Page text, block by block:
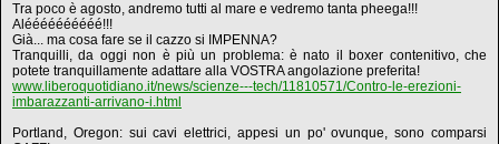
Tra poco è agosto, andremo tutti al mare e vedremo tanta pheega!!!
Aléééééééééé!!!
Già... ma cosa fare se il cazzo si IMPENNA?
Tranquilli, da oggi non è più un problema: è nato il boxer contenitivo, che
potete tranquillamente adattare alla VOSTRA angolazione preferita!
www.liberoquotidiano.it/news/scienze---tech/11810571/Contro-le-erezioni-
imbarazzanti-arrivano-i.html
Portland, Oregon: sui cavi elettrici, appesi un po' ovunque, sono comparsi